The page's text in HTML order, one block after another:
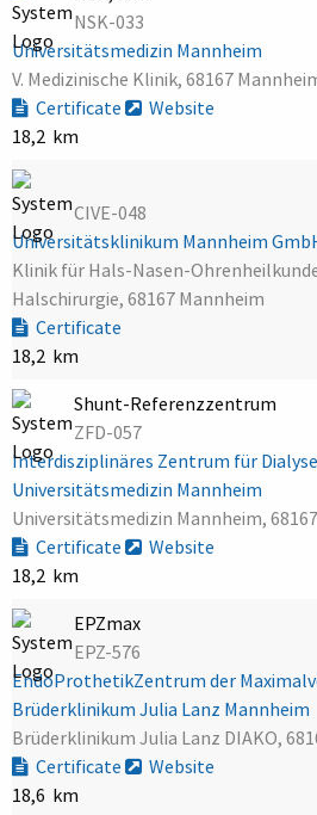
NSK-033
Universitätsmedizin Mannheim
V. Medizinische Klinik, 68167
Certificate
Website
18,2 km
CIVE-048
Universitätsklinikum Mannheim
Klinik für Hals-Nasen-
Halschirurgie, 68167 Mannheim
Certificate
18,2 km
Shunt-Referenzzentrum
ZFD-057
Interdisziplinäres Zentrum für
Universitätsmedizin Mannheim
Universitätsmedizin Mannheim,
Certificate
Website
18,2 km
EPZmax
EPZ-576
EndoProthetikZentrum der
Brüderklinikum Julia Lanz Mannheim
Brüderklinikum Julia Lanz DIAKO,
Certificate
Website
18,6 km